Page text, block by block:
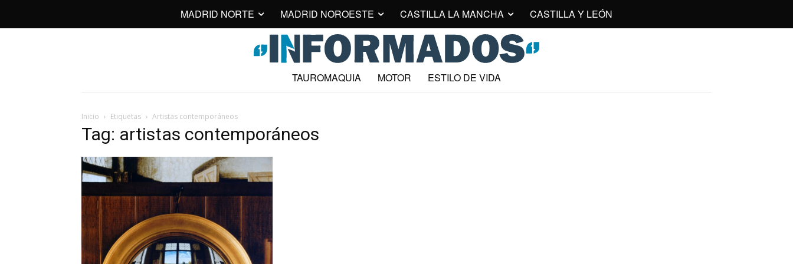
MADRID NORTE MADRID NOROESTE CASTILLA LA MANCHA CASTILLA Y LEÓN
TAUROMAQUIA MOTOR ESTILO DE VIDA
Inicio Etiquetas Artistas contemporáneos
Tag: artistas contemporáneos